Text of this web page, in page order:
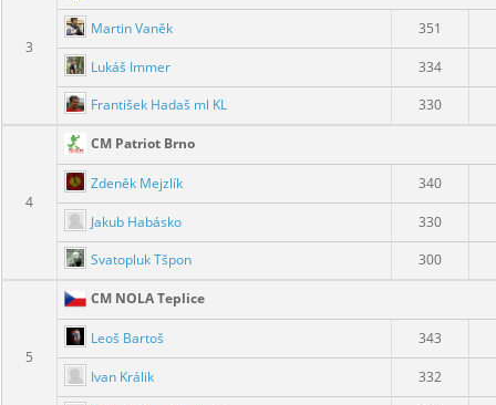
3
Martin Vaněk 351
Lukáš Immer
334
František Hadaš ml KL
330
4
CM Patriot Brno
Zdeněk Mejzlík 340
Jakub Habásko
330
Svatopluk Tšpon
300
5
CM NOLA Teplice
Leoš Bartoš 343
Ivan Králik
332